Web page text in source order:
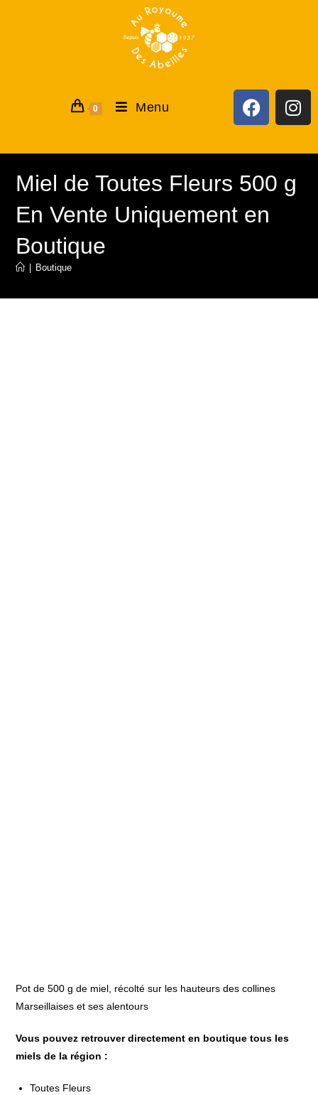
0 Menu
Miel de Toutes Fleurs 500 g
En Vente Uniquement en
Boutique
Boutique
Pot de 500 g de miel, récolté sur les hauteurs des collines
Marseillaises et ses alentours
Vous pouvez retrouver directement en boutique tous les
miels de la région :
Toutes Fleurs